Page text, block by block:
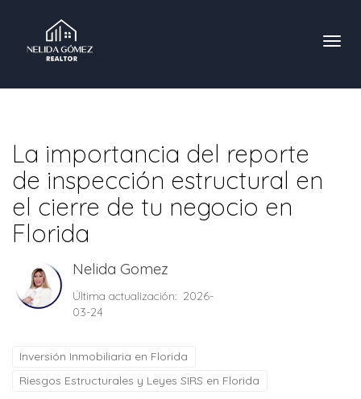
La importancia del reporte
de inspección estructural en
el cierre de tu negocio en
Florida
Nelida Gomez
Última actualización: 2026-
03-24
Inversión Inmobiliaria en Florida
Riesgos Estructurales y Leyes SIRS en Florida